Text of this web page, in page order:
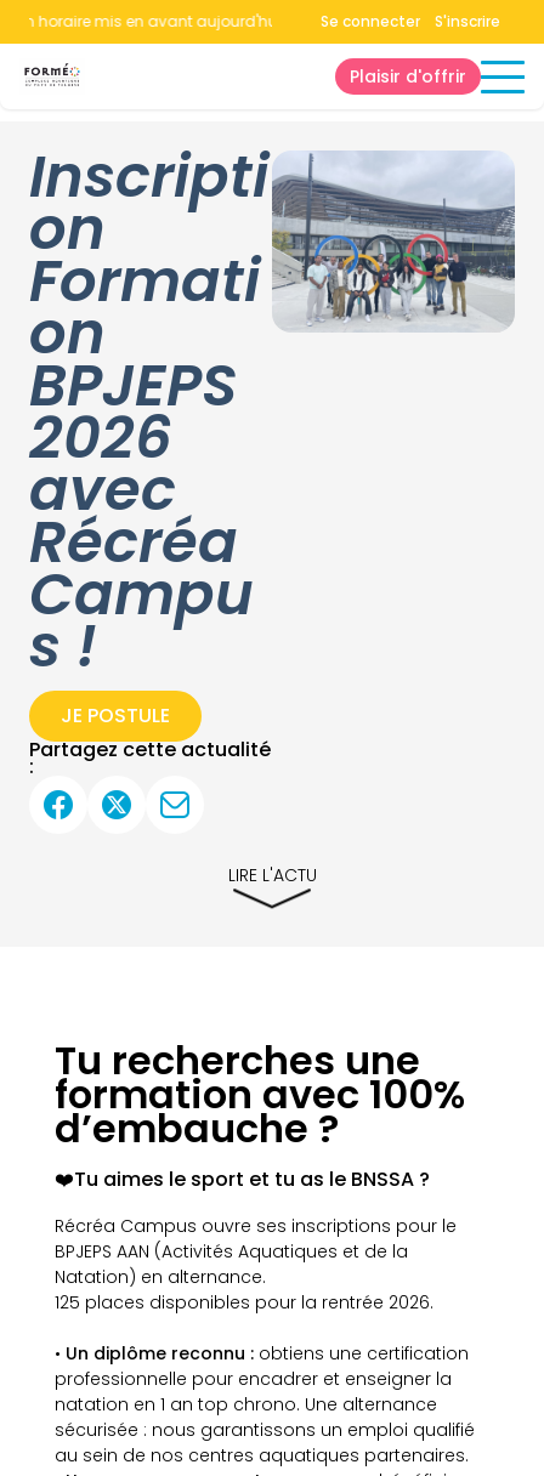
horaire mis en avant aujourd'hui. Consultez la page horaires.
Se connecter S'inscrire
Plaisir d'offrir
Inscripti
on
Formati
on
BPJEPS
2026
avec
Récréa
Campu
s !
JE POSTULE
Partagez cette actualité
:
LIRE L'ACTU
Tu recherches une
formation avec 100%
d’embauche ?
❤️Tu aimes le sport et tu as le BNSSA ?
Récréa Campus ouvre ses inscriptions pour le
BPJEPS AAN (Activités Aquatiques et de la
Natation) en alternance.
125 places disponibles pour la rentrée 2026.
• Un diplôme reconnu : obtiens une certification
professionnelle pour encadrer et enseigner la
natation en 1 an top chrono. Une alternance
sécurisée : nous garantissons un emploi qualifié
au sein de nos centres aquatiques partenaires.